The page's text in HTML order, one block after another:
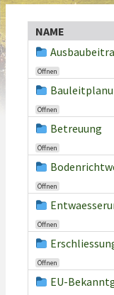
NAME
Öffnen
Öffnen
Betreuung
Öffnen
Öffnen
Öffnen
Öffnen
EU-